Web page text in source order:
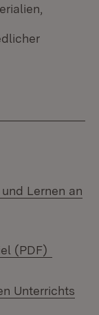
Lernen an
(PDF)
Unterrichts